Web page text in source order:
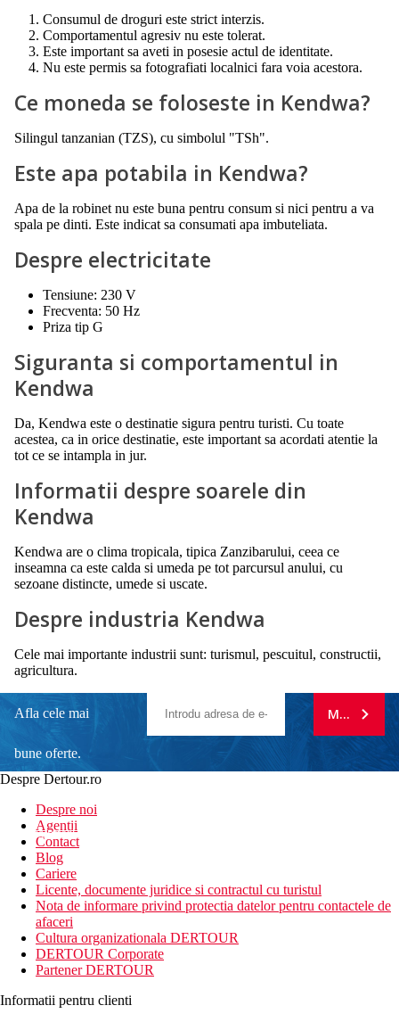
Consumul de droguri este strict interzis.
Comportamentul agresiv nu este tolerat.
Este important sa aveti in posesie actul de identitate.
Nu este permis sa fotografiati localnici fara voia acestora.
Ce moneda se foloseste in Kendwa?
Silingul tanzanian (TZS), cu simbolul "TSh".
Este apa potabila in Kendwa?
Apa de la robinet nu este buna pentru consum si nici pentru a va
spala pe dinti. Este indicat sa consumati apa imbuteliata.
Despre electricitate
Tensiune: 230 V
Frecventa: 50 Hz
Priza tip G
Siguranta si comportamentul in
Kendwa
Da, Kendwa este o destinatie sigura pentru turisti. Cu toate
acestea, ca in orice destinatie, este important sa acordati atentie la
tot ce se intampla in jur.
Informatii despre soarele din
Kendwa
Kendwa are o clima tropicala, tipica Zanzibarului, ceea ce
inseamna ca este calda si umeda pe tot parcursul anului, cu
sezoane distincte, umede si uscate.
Despre industria Kendwa
Cele mai importante industrii sunt: turismul, pescuitul, constructii,
agricultura.
Afla cele mai
bune oferte.
newsletter!
MA
Despre Dertour.ro
Despre noi
Agentii
Contact
Blog
Cariere
Licente, documente juridice si contractul cu turistul
Nota de informare privind protectia datelor pentru contactele de
afaceri
Cultura organizationala DERTOUR
DERTOUR Corporate
Partener DERTOUR
Informatii pentru clienti